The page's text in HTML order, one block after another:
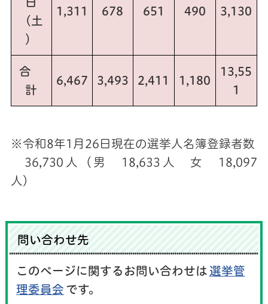
（土
）
1,311 678 651 490 3,130
合
計
6,467 3,493 2,411 1,180
13,55
1
※令和8年1月26日現在の選挙人名簿登録者数
36,730人（男 18,633人 女 18,097
人）
問い合わせ先
このページに関するお問い合わせは 選挙管
理委員会 です。